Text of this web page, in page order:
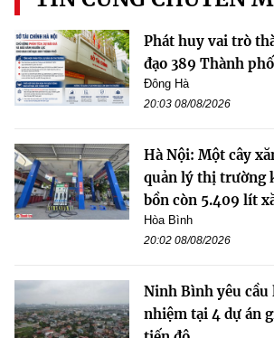
Phát huy vai trò
đạo 389 Thành
Đông Hà
20:03 08/08/2026
Hà Nội: Một cây
quản lý thị trường
bồn còn 5.409 lít
Hòa Bình
20:02 08/08/2026
Ninh Bình yêu cầu
nhiệm tại 4 dự án